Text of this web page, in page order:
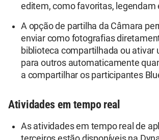
editem, como favoritas, legendam
A opção de partilha da Câmara
enviar como fotografias
biblioteca compartilhada ou ativar
para outros automaticamente
a compartilhar os participantes
Atividades em tempo real
As atividades em tempo real de